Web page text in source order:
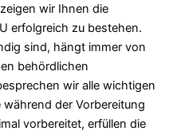
wir Ihnen die
erfolgreich zu bestehen.
sind, hängt immer von
behördlichen
wir alle wichtigen
der Vorbereitung
vorbereitet, erfüllen die